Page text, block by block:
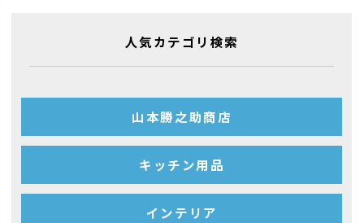
人気カテゴリ検索
山本勝之助商店
キッチン用品
インテリア